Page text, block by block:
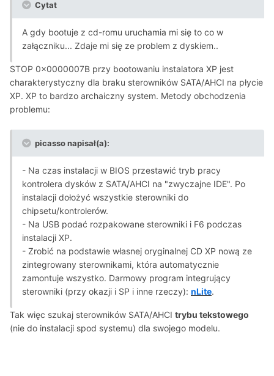
Cytat
A gdy bootuje z cd-romu uruchamia mi się to co w
załączniku... Zdaje mi się ze problem z dyskiem..
STOP 0x0000007B przy bootowaniu instalatora XP jest
charakterystyczny dla braku sterowników SATA/AHCI na płycie
XP. XP to bardzo archaiczny system. Metody obchodzenia
problemu:
picasso napisał(a):
- Na czas instalacji w BIOS przestawić tryb pracy
kontrolera dysków z SATA/AHCI na "zwyczajne IDE". Po
instalacji dołożyć wszystkie sterowniki do
chipsetu/kontrolerów.
- Na USB podać rozpakowane sterowniki i F6 podczas
instalacji XP.
- Zrobić na podstawie własnej oryginalnej CD XP nową ze
zintegrowany sterownikami, która automatycznie
zamontuje wszystko. Darmowy program integrujący
sterowniki (przy okazji i SP i inne rzeczy): nLite.
Tak więc szukaj sterowników SATA/AHCI trybu tekstowego
(nie do instalacji spod systemu) dla swojego modelu.